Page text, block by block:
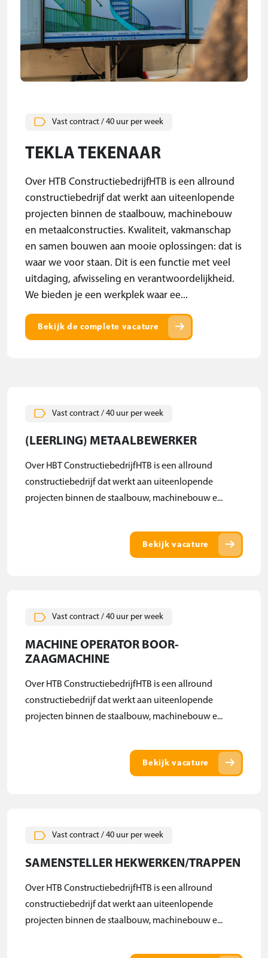
Vast contract / 40 uur per week
TEKLA TEKENAAR
Over HTB ConstructiebedrijfHTB is een allround
constructiebedrijf dat werkt aan uiteenlopende
projecten binnen de staalbouw, machinebouw
en metaalconstructies. Kwaliteit, vakmanschap
en samen bouwen aan mooie oplossingen: dat is
waar we voor staan. Dit is een functie met veel
uitdaging, afwisseling en verantwoordelijkheid.
We bieden je een werkplek waar ee...
Bekijk de complete vacature arrow_right_alt
Vast contract / 40 uur per week
(LEERLING) METAALBEWERKER
Over HBT ConstructiebedrijfHTB is een allround
constructiebedrijf dat werkt aan uiteenlopende
projecten binnen de staalbouw, machinebouw e...
Bekijk vacature arrow_right_alt
Vast contract / 40 uur per week
MACHINE OPERATOR BOOR-
ZAAGMACHINE
Over HTB ConstructiebedrijfHTB is een allround
constructiebedrijf dat werkt aan uiteenlopende
projecten binnen de staalbouw, machinebouw e...
Bekijk vacature arrow_right_alt
Vast contract / 40 uur per week
SAMENSTELLER HEKWERKEN/TRAPPEN
Over HTB ConstructiebedrijfHTB is een allround
constructiebedrijf dat werkt aan uiteenlopende
projecten binnen de staalbouw, machinebouw e...